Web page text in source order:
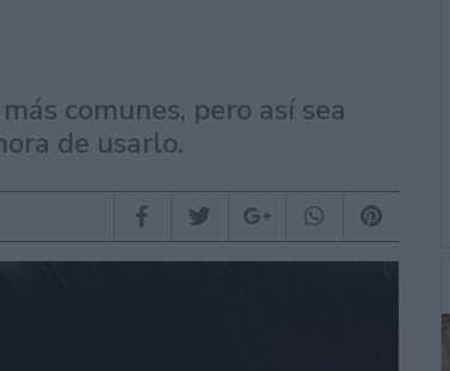
comunes, pero así sea
de usarlo.